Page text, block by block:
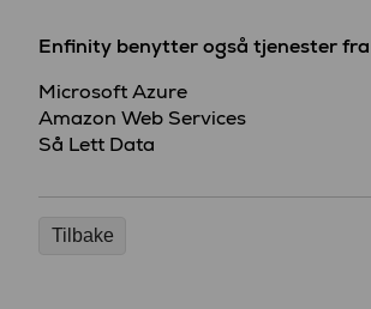
Enfinity benytter også tjenester fra
Microsoft Azure
Amazon Web Services
Så Lett Data
Tilbake